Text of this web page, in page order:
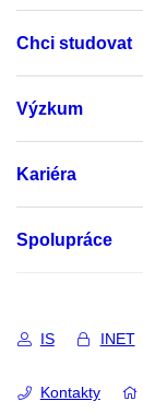
Chci studovat
Výzkum
Kariéra
Spolupráce
IS INET
Kontakty